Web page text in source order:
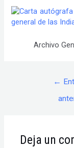
Archivo
Navegación
←
Deja un